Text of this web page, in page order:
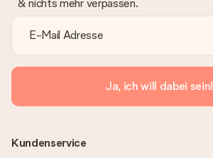
& nichts mehr verpassen.
Ja, ich will dabei sein!
Kundenservice